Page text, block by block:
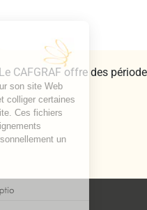
Le CAFGRAF offre des